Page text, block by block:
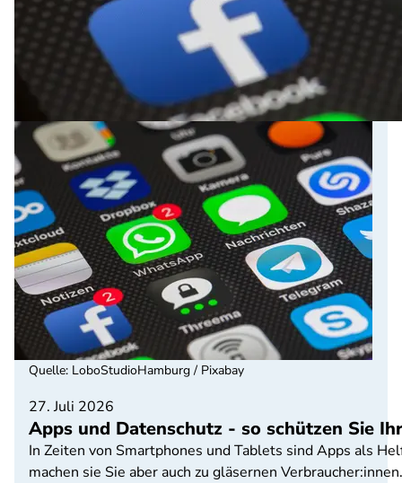
27. Juli 2026
Apps und Datenschutz - so schützen Sie
In Zeiten von Smartphones und Tablets sind Apps als
machen sie Sie aber auch zu gläsernen
Quelle: LoboStudioHamburg / Pixabay